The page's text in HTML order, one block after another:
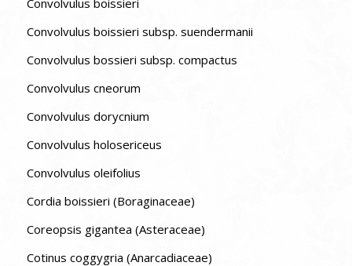
Convolvulus boissieri subsp. suendermanii
Convolvulus bossieri subsp. compactus
Convolvulus cneorum
Convolvulus dorycnium
Convolvulus holosericeus
Convolvulus oleifolius
Cordia boissieri (Boraginaceae)
Coreopsis gigantea (Asteraceae)
Cotinus coggygria (Anarcadiaceae)